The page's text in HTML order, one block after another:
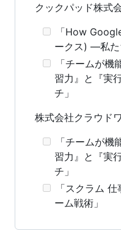
クックパッド株式
「How
ークス) ―私た
「チームが機
習力』と『実
チ」
株式会社クラウド
「チームが機
習力』と『実
チ」
「スクラム
ーム戦術」